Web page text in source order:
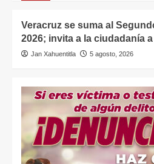
Veracruz se suma al
2026; invita a la ciudadanía
Jan Xahuentitla 5 agosto, 2026